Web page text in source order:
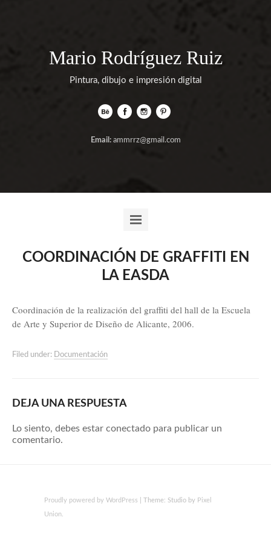
Mario Rodríguez Ruiz
Pintura, dibujo e impresión digital
Email: ammrrz@gmail.com
COORDINACIÓN DE GRAFFITI EN
LA EASDA
Coordinación de la realización del graffiti del hall de la Escuela
de Arte y Superior de Diseño de Alicante, 2006.
Filed under: Documentación
DEJA UNA RESPUESTA
Lo siento, debes estar conectado para publicar un
comentario.
Proudly powered by WordPress Theme: Studio by Pixel
Union.